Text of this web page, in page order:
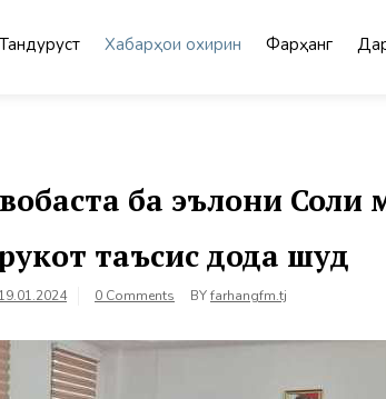
Тандурустӣ Хабарҳои охирин Фарҳанг
ба эълони
таъсис дода шуд
19.01.2024 0 Comments BYfarhangfm.tj